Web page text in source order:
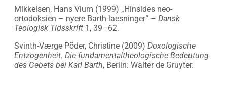
Mikkelsen, Hans Vium (1999) „Hinsides neo-
ortodoksien – nyere Barth-laesninger“ – Dansk
Teologisk Tidsskrift 1, 39–62.
Svinth-Værge Põder, Christine (2009) Doxologische
Entzogenheit. Die fundamentaltheologische Bedeutung
des Gebets bei Karl Barth, Berlin: Walter de Gruyter.